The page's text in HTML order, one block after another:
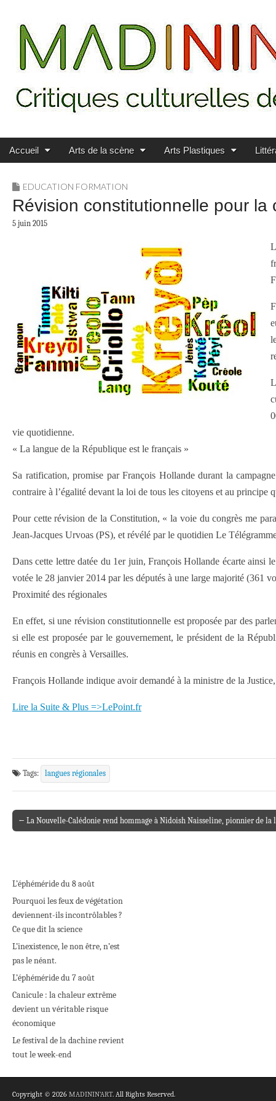
MADININ'ART
Main menu
Skip to content
Accueil Arts de la scène Arts Plastiques
EDUCATION FORMATION
Révision constitutionnelle pour
5 juin 2015
vie quotidienne.
« La langue de la République est le français »
Sa ratification, promise par François Hollande durant la
contraire à l’égalité devant la loi de tous les citoyens et au principe
Pour cette révision de la Constitution, « la voie du congrès me
Jean-Jacques Urvoas (PS), et révélé par le quotidien Le
Dans cette lettre datée du 1er juin, François Hollande écarte ainsi
votée le 28 janvier 2014 par les députés à une large majorité (361
Proximité des régionales
En effet, si une révision constitutionnelle est proposée par des
si elle est proposée par le gouvernement, le président de la
réunis en congrès à Versailles.
François Hollande indique avoir demandé à la ministre de la
Lire la Suite & Plus =>LePoint.fr
Tags: langues régionales
Post navigation
← La Nouvelle-Calédonie rend hommage à Nidoish Naisseline, pionnier de la
L’éphéméride du 8 août
Pourquoi les feux de végétation
deviennent-ils incontrôlables ?
Ce que dit la science
L’inexistence, le non être, n’est
pas le néant.
L’éphéméride du 7 août
Canicule : la chaleur extrême
devient un véritable risque
économique
Le festival de la dachine revient
tout le week-end
Copyright © 2026 MADININ'ART. All Rights Reserved.